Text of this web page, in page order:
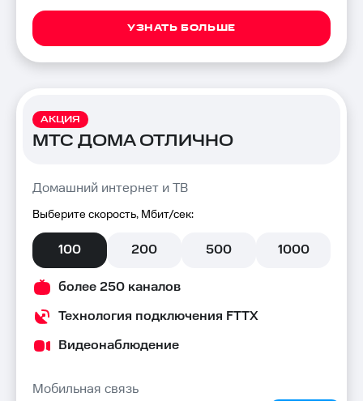
УЗНАТЬ БОЛЬШЕ
АКЦИЯ
МТС ДОМА ОТЛИЧНО
Домашний интернет и ТВ
Выберите скорость, Мбит/сек:
100 200 500 1000
более 250 каналов
Технология подключения FTTX
Видеонаблюдение
Мобильная связь